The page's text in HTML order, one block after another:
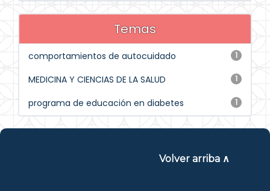
Temas
1
comportamientos de autocuidado
1
MEDICINA Y CIENCIAS DE LA SALUD
1
programa de educación en diabetes
Volver arriba ∧